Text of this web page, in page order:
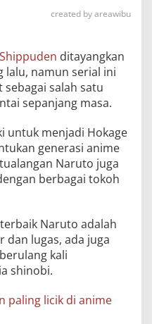
created by areawibu
ditayangkan
lalu, namun serial ini
salah satu
sepanjang masa.
untuk menjadi Hokage
generasi anime
Naruto juga
berbagai tokoh
Naruto adalah
lugas, ada juga
kali
shinobi.
paling licik di anime